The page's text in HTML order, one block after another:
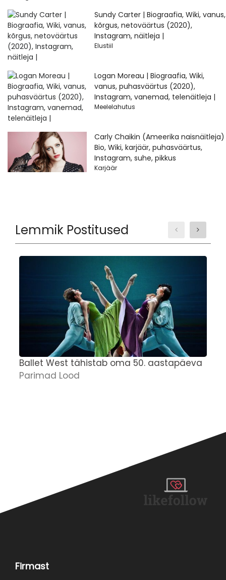
Sundy Carter | Biograafia, Wiki, vanus,
kõrgus, netoväärtus (2020),
Instagram, näitleja |
Elustiil
Logan Moreau | Biograafia, Wiki,
vanus, puhasväärtus (2020),
Instagram, vanemad, telenäitleja |
Meelelahutus
Carly Chaikin (Ameerika naisnäitleja)
Bio, Wiki, karjäär, puhasväärtus,
Instagram, suhe, pikkus
Karjäär
Lemmik Postitused
Ballet West tähistab oma 50. aastapäeva
Parimad Lood
Firmast